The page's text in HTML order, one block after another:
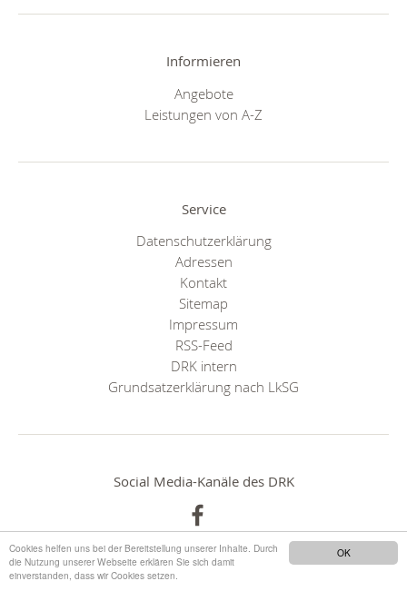
OK
Cookies helfen uns bei der Bereitstellung unserer Inhalte. Durch
die Nutzung unserer Webseite erklären Sie sich damit
einverstanden, dass wir Cookies setzen.
Informieren
Angebote
Leistungen von A-Z
Service
Datenschutzerklärung
Adressen
Kontakt
Sitemap
Impressum
RSS-Feed
DRK intern
Grundsatzerklärung nach LkSG
Social Media-Kanäle des DRK